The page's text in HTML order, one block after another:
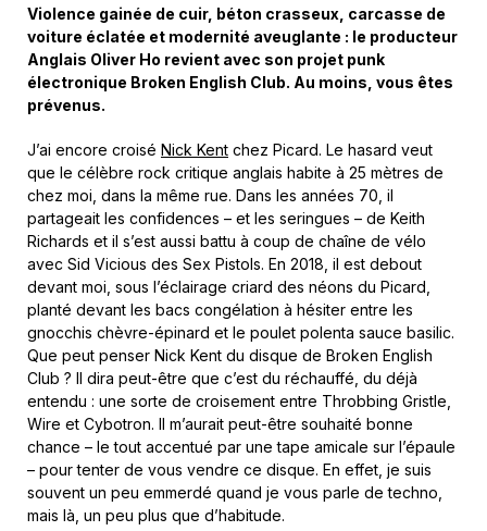
Violence gainée de cuir, béton crasseux, carcasse de
voiture éclatée et modernité aveuglante : le producteur
Anglais Oliver Ho revient avec son projet punk
électronique Broken English Club. Au moins, vous êtes
prévenus.
J’ai encore croisé Nick Kent chez Picard. Le hasard veut
que le célèbre rock critique anglais habite à 25 mètres de
chez moi, dans la même rue. Dans les années 70, il
partageait les confidences – et les seringues – de Keith
Richards et il s’est aussi battu à coup de chaîne de vélo
avec Sid Vicious des Sex Pistols. En 2018, il est debout
devant moi, sous l’éclairage criard des néons du Picard,
planté devant les bacs congélation à hésiter entre les
gnocchis chèvre-épinard et le poulet polenta sauce basilic.
Que peut penser Nick Kent du disque de Broken English
Club ? Il dira peut-être que c’est du réchauffé, du déjà
entendu : une sorte de croisement entre Throbbing Gristle,
Wire et Cybotron. Il m’aurait peut-être souhaité bonne
chance – le tout accentué par une tape amicale sur l’épaule
– pour tenter de vous vendre ce disque. En effet, je suis
souvent un peu emmerdé quand je vous parle de techno,
mais là, un peu plus que d’habitude.